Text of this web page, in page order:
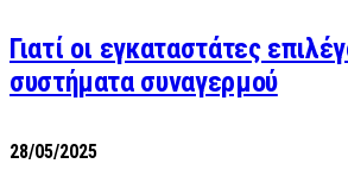
Γιατί οι εγκαταστάτες
συστήματα συναγερμού
28/05/2025